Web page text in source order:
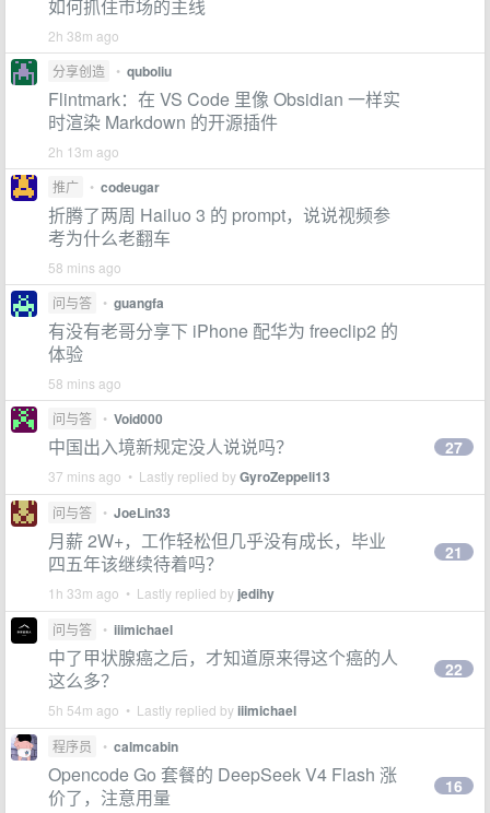
如何抓住市场的主线
2h 38m ago
分享创造
• quboliu
Flintmark：在 VS Code 里像 Obsidian 一样实
时渲染 Markdown 的开源插件
2h 13m ago
推广
• codeugar
折腾了两周 Hailuo 3 的 prompt，说说视频参
考为什么老翻车
58 mins ago
问与答
• guangfa
有没有老哥分享下 iPhone 配华为 freeclip2 的
体验
58 mins ago
问与答
• Void000
中国出入境新规定没人说说吗？
37 mins ago • Lastly replied byGyroZeppeli13
27
问与答 • JoeLin33
月薪 2W+，工作轻松但几乎没有成长，毕业
四五年该继续待着吗？
1h 33m ago • Lastly replied by jedihy
21
问与答 • iiimichael
中了甲状腺癌之后，才知道原来得这个癌的人
这么多？
5h 54m ago • Lastly replied byiiimichael
22
程序员 • calmcabin
Opencode Go 套餐的 DeepSeek V4 Flash 涨
价了，注意用量
16